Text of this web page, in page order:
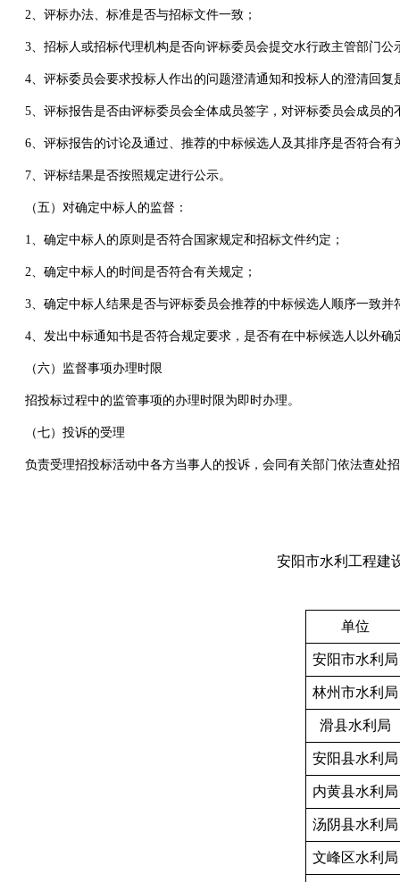
2、评标办法、标准是否与招标文件一致；
3、招标人或招标代理机构是否向评标委员会提交水行政主管部门
4、评标委员会要求投标人作出的问题澄清通知和投标人的澄清回复
5、评标报告是否由评标委员会全体成员签字，对评标委员会成员
6、评标报告的讨论及通过、推荐的中标候选人及其排序是否符合有
7、评标结果是否按照规定进行公示。
（五）对确定中标人的监督：
1、确定中标人的原则是否符合国家规定和招标文件约定；
2、确定中标人的时间是否符合有关规定；
3、确定中标人结果是否与评标委员会推荐的中标候选人顺序一致并
4、发出中标通知书是否符合规定要求，是否有在中标候选人以外确
（六）监督事项办理时限
招投标过程中的监管事项的办理时限为即时办理。
（七）投诉的受理
负责受理招投标活动中各方当事人的投诉，会同有关部门依法查处
安阳市水利工程建
单位
安阳市水利局
林州市水利局
滑县水利局
安阳县水利局
内黄县水利局
汤阴县水利局
文峰区水利局